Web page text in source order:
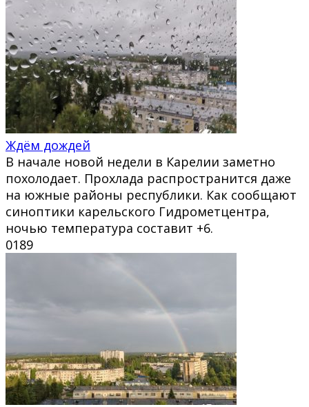
Ждём дождей
В начале новой недели в Карелии заметно
похолодает. Прохлада распространится даже
на южные районы республики. Как сообщают
синоптики карельского Гидрометцентра,
ночью температура составит +6.
0189